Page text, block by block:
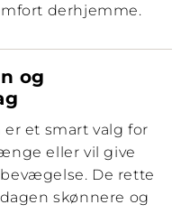
derhjemme.
og
et smart valg for
eller vil give
De rette
skønnere og